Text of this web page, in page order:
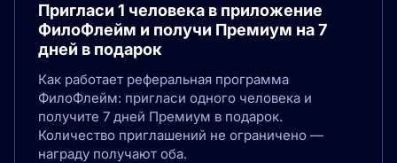
Пригласи 1 человека в приложение
ФилоФлейм и получи Премиум на 7
дней в подарок
Как работает реферальная программа
ФилоФлейм: пригласи одного человека и
получите 7 дней Премиум в подарок.
Количество приглашений не ограничено —
награду получают оба.